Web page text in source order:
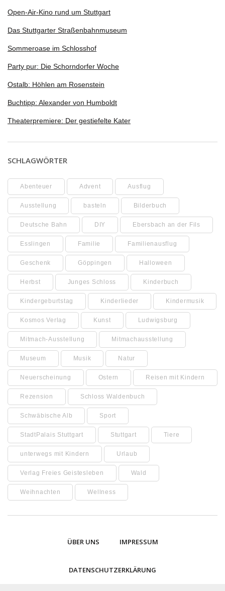
Open-Air-Kino rund um Stuttgart
Das Stuttgarter Straßenbahnmuseum
Sommeroase im Schlosshof
Party pur: Die Schorndorfer Woche
Ostalb: Höhlen am Rosenstein
Buchtipp: Alexander von Humboldt
Theaterpremiere: Der gestiefelte Kater
SCHLAGWÖRTER
Abenteuer Advent Ausflug
Ausstellung basteln Bilderbuch
Deutsche Bahn DIY Ebersbach an der Fils
Esslingen Familie Familienausflug
Geschenk Göppingen Halloween
Herbst Junges Schloss Kinderbuch
Kindergeburtstag Kinderlieder Kindermusik
Kosmos Verlag Kunst Ludwigsburg
Mitmach-Ausstellung Mitmachausstellung
Museum Musik Natur
Neuerscheinung Ostern Reisen mit Kindern
Rezension Schloss Waldenbuch
Schwäbische Alb Sport
StadtPalais Stuttgart Stuttgart Tiere
unterwegs mit Kindern Urlaub
Verlag Freies Geistesleben Wald
Weihnachten Wellness
ÜBER UNS IMPRESSUM
DATENSCHUTZERKLÄRUNG